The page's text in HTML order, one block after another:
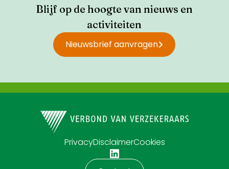
Blijf op de hoogte van nieuws en
activiteiten
Nieuwsbrief aanvragen
PrivacyDisclaimerCookies